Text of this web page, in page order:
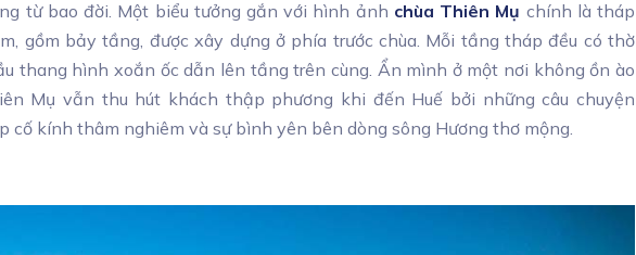
từ bao đời. Một biểu tưởng gắn với hình ảnh chùa Thiên Mụ chính là tháp
gồm bảy tầng, được xây dựng ở phía trước chùa. Mỗi tầng tháp đều có thờ
thang hình xoắn ốc dẫn lên tầng trên cùng. Ẩn mình ở một nơi không ồn ào
Mụ vẫn thu hút khách thập phương khi đến Huế bởi những câu chuyện
cố kính thâm nghiêm và sự bình yên bên dòng sông Hương thơ mộng.